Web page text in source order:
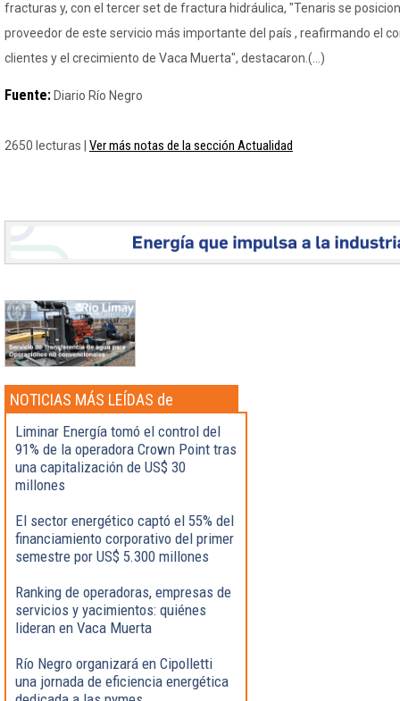
fracturas y, con el tercer set de fractura hidráulica, "Tenaris se
proveedor de este servicio más importante del país , reafirmando el
clientes y el crecimiento de Vaca Muerta", destacaron.(...)
Fuente: Diario Río Negro
2650 lecturas | Ver más notas de la sección Actualidad
NOTICIAS MÁS LEÍDAS de
Actualidad
Liminar Energía tomó el control del
91% de la operadora Crown Point tras
una capitalización de US$ 30
millones
El sector energético captó el 55% del
financiamiento corporativo del primer
semestre por US$ 5.300 millones
Ranking de operadoras, empresas de
servicios y yacimientos: quiénes
lideran en Vaca Muerta
Río Negro organizará en Cipolletti
una jornada de eficiencia energética